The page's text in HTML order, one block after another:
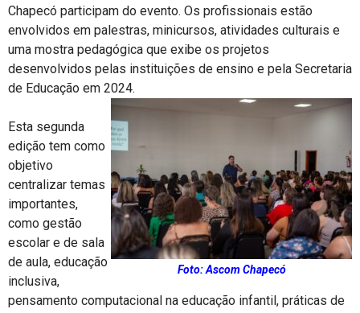
Chapecó participam do evento. Os profissionais estão
envolvidos em palestras, minicursos, atividades culturais e
uma mostra pedagógica que exibe os projetos
desenvolvidos pelas instituições de ensino e pela Secretaria
de Educação em 2024.
Foto: Ascom Chapecó
Esta segunda
edição tem como
objetivo
centralizar temas
importantes,
como gestão
escolar e de sala
de aula, educação
inclusiva,
pensamento computacional na educação infantil, práticas de